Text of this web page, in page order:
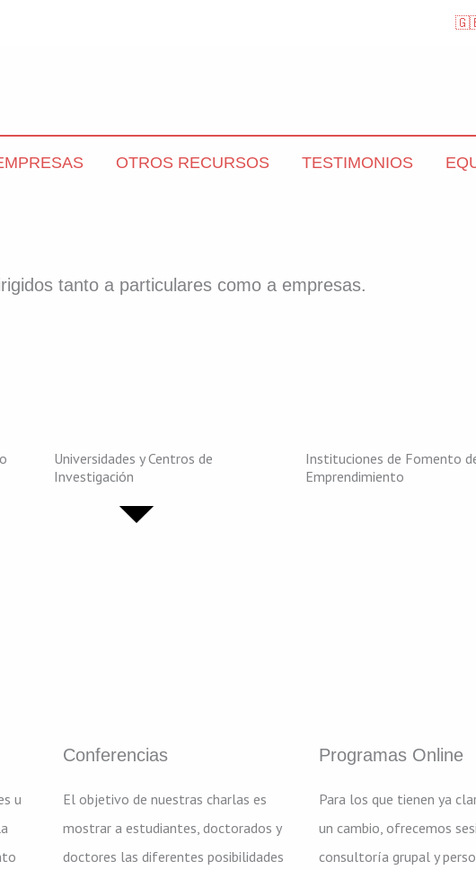
OTROS RECURSOS TESTIMONIOS
tanto a particulares como a empresas.
Universidades y Centros de
Investigación
Instituciones de Fomento
Emprendimiento
u
Conferencias
El objetivo de nuestras charlas es
mostrar a estudiantes, doctorados y
doctores las diferentes posibilidades
Programas Online
Para los que tienen ya
un cambio, ofrecemos
consultoría grupal y